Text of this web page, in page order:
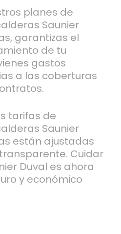
planes de
Saunier
garantizas el
de tu
gastos
a las coberturas
tarifas de
Saunier
están ajustadas
Cuidar
Duval es ahora
y económico